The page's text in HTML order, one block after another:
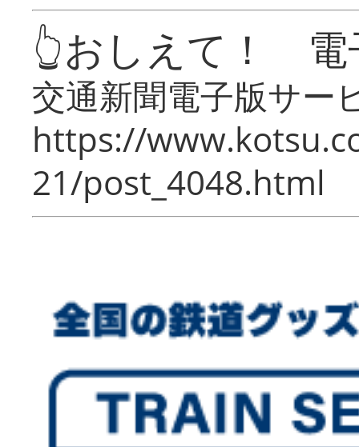
👆おしえて！ 電
交通新聞電子版サー
https://
21/post_4048.html